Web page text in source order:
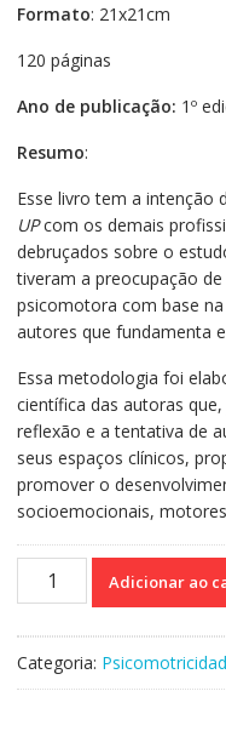
Formato: 21x21cm
120 páginas
Ano de publicação: 1º
Resumo:
Esse livro tem a intenção
UPcom os demais
debruçados sobre o
tiveram a preocupação
psicomotora com base
autores que fundamenta
Essa metodologia foi
científica das autoras
reflexão e a tentativa de
seus espaços clínicos,
promover o
socioemocionais,
Psicomotricidade
o
Adicionar ao
Categoria: